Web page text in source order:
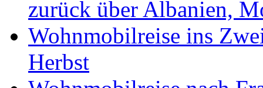
zurück über Albanien,
Wohnmobilreise ins
Herbst